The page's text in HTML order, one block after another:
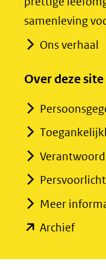
samenleving
Ons verhaal
Over deze site
Meer
Archief(opent